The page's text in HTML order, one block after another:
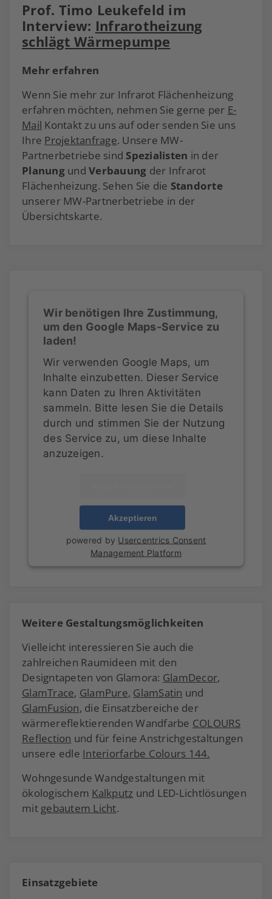
Prof. Timo Leukefeld im
Interview: Infrarotheizung
schlägt Wärmepumpe
Mehr erfahren
Wenn Sie mehr zur Infrarot Flächenheizung
erfahren möchten, nehmen Sie gerne per E-
Mail Kontakt zu uns auf oder senden Sie uns
Ihre Projektanfrage. Unsere MW-
Partnerbetriebe sind Spezialisten in der
Planungund Verbauung der Infrarot
Flächenheizung. Sehen Sie die Standorte
unserer MW-Partnerbetriebe in der
Übersichtskarte.
Wir benötigen Ihre Zustimmung,
um den Google Maps-Service zu
laden!
Wir verwenden Google Maps, um
Inhalte einzubetten. Dieser Service
kann Daten zu Ihren Aktivitäten
sammeln. Bitte lesen Sie die Details
durch und stimmen Sie der Nutzung
des Service zu, um diese Inhalte
anzuzeigen.
Akzeptieren
powered by Usercentrics Consent
Management Platform
Weitere Gestaltungsmöglichkeiten
Vielleicht interessieren Sie auch die
zahlreichen Raumideen mit den
Designtapeten von Glamora: GlamDecor,
GlamTrace, GlamPure, GlamSatin und
GlamFusion, die Einsatzbereiche der
wärmereflektierenden Wandfarbe COLOURS
Reflection und für feine Anstrichgestaltungen
unsere edle Interiorfarbe Colours 144.
Wohngesunde Wandgestaltungen mit
ökologischem Kalkputz und LED-Lichtlösungen
mit gebautem Licht.
Einsatzgebiete